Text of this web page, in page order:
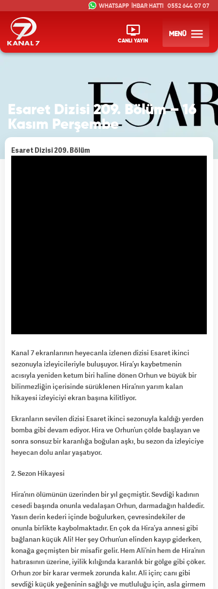
CANLI YAYIN
MENÜ
İHBAR HATTI 0552 644 07 07
Esaret Dizisi 209. Bölüm – 16
Kasım Perşembe
Esaret Dizisi 209. Bölüm
Kanal 7 ekranlarının heyecanla izlenen dizisi Esaret ikinci
sezonuyla izleyicileriyle buluşuyor. Hira’yı kaybetmenin
acısıyla yeniden ketum biri haline dönen Orhun ve büyük bir
bilinmezliğin içerisinde sürüklenen Hira’nın yarım kalan
hikayesi izleyiciyi ekran başına kilitliyor.
Ekranların sevilen dizisi Esaret ikinci sezonuyla kaldığı yerden
bomba gibi devam ediyor. Hira ve Orhun’un çölde başlayan ve
sonra sonsuz bir karanlığa boğulan aşkı, bu sezon da izleyiciye
heyecan dolu anlar yaşatıyor.
2. Sezon Hikayesi
Hira’nın ölümünün üzerinden bir yıl geçmiştir. Sevdiği kadının
cesedi başında onunla vedalaşan Orhun, darmadağın haldedir.
Yasın derin kederi içinde boğulurken, çevresindekiler de
onunla birlikte kaybolmaktadır. En çok da Hira’ya annesi gibi
bağlanan küçük Ali! Her şey Orhun’un elinden kayıp giderken,
konağa geçmişten bir misafir gelir. Hem Ali’nin hem de Hira’nın
hatırasının üzerine, iyilik kılığında karanlık bir gölge gibi çöker.
Orhun zor bir karar vermek zorunda kalır. Ali için; canı gibi
sevdiği küçük yeğeninin sağlığı ve mutluluğu için, asla girmem